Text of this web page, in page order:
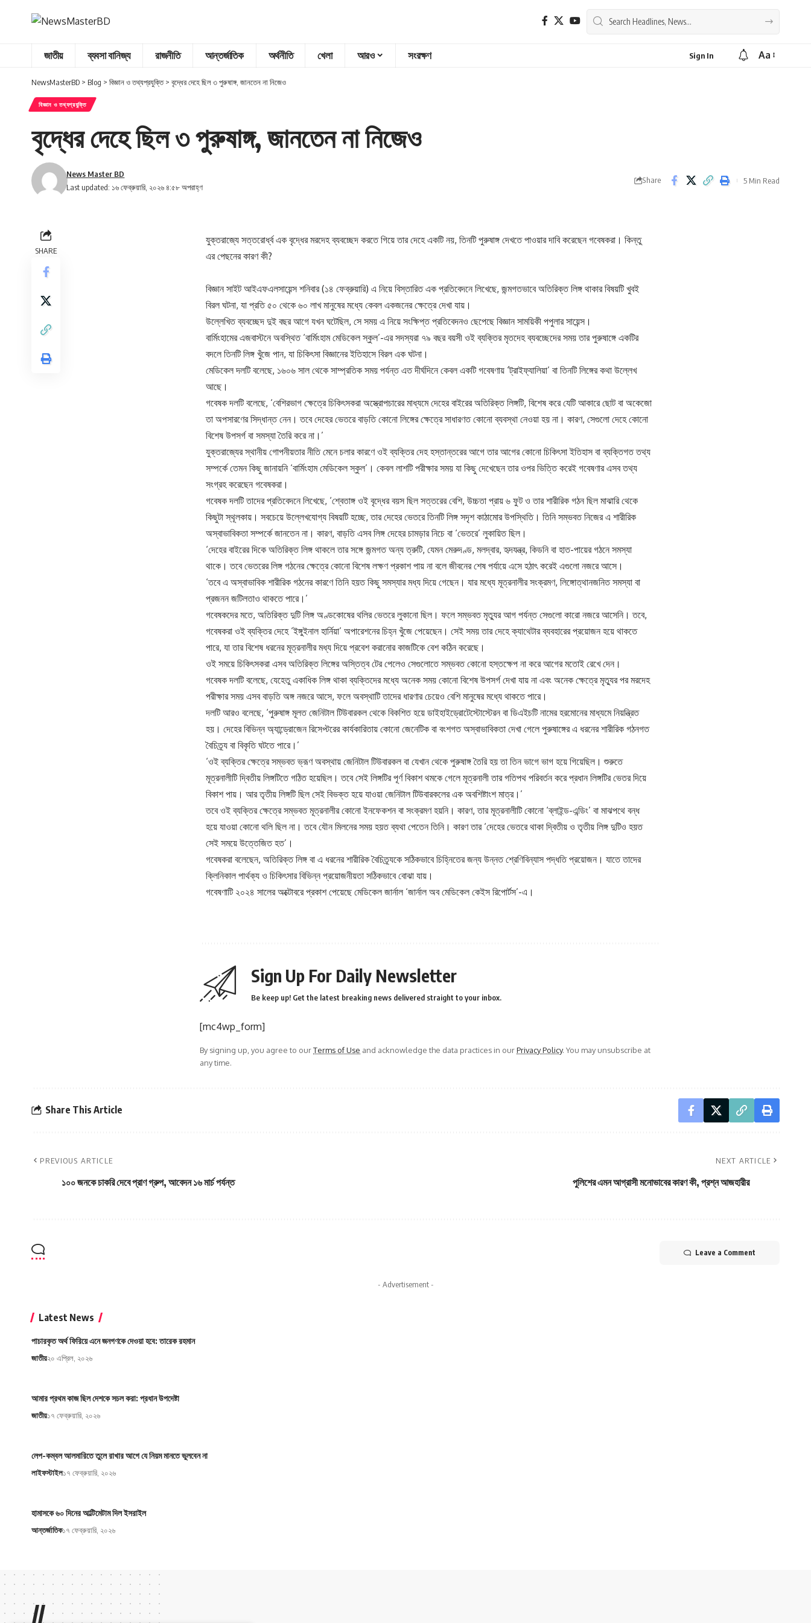
জাতীয় ব্যবসা বানিজ্য রাজনীতি আন্তর্জাতিক অর্থনীতি খেলা আরও সংরক্ষণ Sign In Aa
NewsMasterBD > Blog > বিজ্ঞান ও তথ্যপ্রযুক্তি> বৃদ্ধের দেহে ছিল ৩ পুরুষাঙ্গ, জানতেন না নিজেও
বিজ্ঞান ও তথ্যপ্রযুক্তি
বৃদ্ধের দেহে ছিল ৩ পুরুষাঙ্গ, জানতেন না নিজেও
Last updated: ১৬ ফেব্রুয়ারি, ২০২৬ ৪:৫৮ অপরাহ্ণ
News Master BD
Share 5 Min Read
SHARE
যুক্তরাজ্যে সত্তরোর্ধ্ব এক বৃদ্ধের মরদেহ ব্যবচ্ছেদ করতে গিয়ে তার দেহে একটি নয়, তিনটি পুরুষাঙ্গ দেখতে পাওয়ার দাবি করেছেন গবেষকরা। কিন্তু
এর পেছনের কারণ কী?
বিজ্ঞান সাইট আইএফএলসায়েন্স শনিবার (১৪ ফেব্রুয়ারি) এ নিয়ে বিস্তারিত এক প্রতিবেদনে লিখেছে, জন্মগতভাবে অতিরিক্ত লিঙ্গ থাকার বিষয়টি খুবই
বিরল ঘটনা, যা প্রতি ৫০ থেকে ৬০ লাখ মানুষের মধ্যে কেবল একজনের ক্ষেত্রে দেখা যায়।
উল্লেখিত ব্যবচ্ছেদ দুই বছর আগে যখন ঘটেছিল, সে সময় এ নিয়ে সংক্ষিপ্ত প্রতিবেদনও ছেপেছে বিজ্ঞান সাময়িকী পপুলার সায়েন্স।
বার্মিংহামের এজবাস্টনে অবস্থিত ‘বার্মিংহাম মেডিকেল স্কুল’-এর সদস্যরা ৭৯ বছর বয়সী ওই ব্যক্তির মৃতদেহ ব্যবচ্ছেদের সময় তার পুরুষাঙ্গে একটির
বদলে তিনটি লিঙ্গ খুঁজে পান, যা চিকিৎসা বিজ্ঞানের ইতিহাসে বিরল এক ঘটনা।
মেডিকেল দলটি বলেছে, ১৬০৬ সাল থেকে সাম্প্রতিক সময় পর্যন্ত এত দীর্ঘদিনে কেবল একটি গবেষণায় ‘ট্রাইফ্যালিয়া’ বা তিনটি লিঙ্গের কথা উল্লেখ
আছে।
গবেষক দলটি বলেছে, ‘বেশিরভাগ ক্ষেত্রে চিকিৎসকরা অস্ত্রোপচারের মাধ্যমে দেহের বাইরের অতিরিক্ত লিঙ্গটি, বিশেষ করে যেটি আকারে ছোট বা অকেজো
তা অপসারণের সিদ্ধান্ত নেন। তবে দেহের ভেতরে বাড়তি কোনো লিঙ্গের ক্ষেত্রে সাধারণত কোনো ব্যবস্থা নেওয়া হয় না। কারণ, সেগুলো দেহে কোনো
বিশেষ উপসর্গ বা সমস্যা তৈরি করে না।’
যুক্তরাজ্যের স্থানীয় গোপনীয়তার নীতি মেনে চলার কারণে ওই ব্যক্তির দেহ হস্তান্তরের আগে তার আগের কোনো চিকিৎসা ইতিহাস বা ব্যক্তিগত তথ্য
সম্পর্কে তেমন কিছু জানায়নি ‘বার্মিংহাম মেডিকেল স্কুল’। কেবল লাশটি পরীক্ষার সময় যা কিছু দেখেছেন তার ওপর ভিত্তি করেই গবেষণার এসব তথ্য
সংগ্রহ করেছেন গবেষকরা।
গবেষক দলটি তাদের প্রতিবেদনে লিখেছে, ‘শ্বেতাঙ্গ ওই বৃদ্ধের বয়স ছিল সত্তরের বেশি, উচ্চতা প্রায় ৬ ফুট ও তার শারীরিক গঠন ছিল মাঝারি থেকে
কিছুটা স্থূলকায়। সবচেয়ে উল্লেখযোগ্য বিষয়টি হচ্ছে, তার দেহের ভেতরে তিনটি লিঙ্গ সদৃশ কাঠামোর উপস্থিতি। তিনি সম্ভবত নিজের এ শারীরিক
অস্বাভাবিকতা সম্পর্কে জানতেন না। কারণ, বাড়তি এসব লিঙ্গ দেহের চামড়ার নিচে বা ‘ভেতরে’ লুকায়িত ছিল।
‘দেহের বাইরের দিকে অতিরিক্ত লিঙ্গ থাকলে তার সঙ্গে জন্মগত অন্য ত্রুটি, যেমন মেরুদণ্ড, মলদ্বার, হৃদযন্ত্র, কিডনি বা হাত-পায়ের গঠনে সমস্যা
থাকে। তবে ভেতরের লিঙ্গ গঠনের ক্ষেত্রে কোনো বিশেষ লক্ষণ প্রকাশ পায় না বলে জীবনের শেষ পর্যায়ে এসে হঠাৎ করেই এগুলো নজরে আসে।
‘তবে এ অস্বাভাবিক শারীরিক গঠনের কারণে তিনি হয়ত কিছু সমস্যার মধ্য দিয়ে গেছেন। যার মধ্যে মূত্রনালীর সংক্রমণ, লিঙ্গোত্থানজনিত সমস্যা বা
প্রজনন জটিলতাও থাকতে পারে।’
গবেষকদের মতে, অতিরিক্ত দুটি লিঙ্গ অণ্ডকোষের থলির ভেতরে লুকানো ছিল। ফলে সম্ভবত মৃত্যুর আগ পর্যন্ত সেগুলো কারো নজরে আসেনি। তবে,
গবেষকরা ওই ব্যক্তির দেহে ‘ইঙ্গুইনাল হার্নিয়া’ অপারেশনের চিহ্ন খুঁজে পেয়েছেন। সেই সময় তার দেহে ক্যাথেটার ব্যবহারের প্রয়োজন হয়ে থাকতে
পারে, যা তার বিশেষ ধরনের মূত্রনালীর মধ্য দিয়ে প্রবেশ করানোর কাজটিকে বেশ কঠিন করেছে।
ওই সময়ে চিকিৎসকরা এসব অতিরিক্ত লিঙ্গের অস্তিত্ব টের পেলেও সেগুলোতে সম্ভবত কোনো হস্তক্ষেপ না করে আগের মতোই রেখে দেন।
গবেষক দলটি বলেছে, যেহেতু একাধিক লিঙ্গ থাকা ব্যক্তিদের মধ্যে অনেক সময় কোনো বিশেষ উপসর্গ দেখা যায় না এবং অনেক ক্ষেত্রে মৃত্যুর পর মরদেহ
পরীক্ষার সময় এসব বাড়তি অঙ্গ নজরে আসে, ফলে অবস্থাটি তাদের ধারণার চেয়েও বেশি মানুষের মধ্যে থাকতে পারে।
দলটি আরও বলেছে, ‘পুরুষাঙ্গ মূলত জেনিটাল টিউবারকল থেকে বিকশিত হয়ে ডাইহাইড্রোটেস্টোস্টেরন বা ডিএইচটি নামের হরমোনের মাধ্যমে নিয়ন্ত্রিত
হয়। দেহের বিভিন্ন অ্যান্ড্রোজেন রিসেপ্টরের কার্যকারিতায় কোনো জেনেটিক বা বংশগত অস্বাভাবিকতা দেখা গেলে পুরুষাঙ্গের এ ধরনের শারীরিক গঠনগত
বৈচিত্র্য বা বিকৃতি ঘটতে পারে।’
‘ওই ব্যক্তির ক্ষেত্রে সম্ভবত ভ্রূণ অবস্থায় জেনিটাল টিউবারকল বা যেখান থেকে পুরুষাঙ্গ তৈরি হয় তা তিন ভাগে ভাগ হয়ে গিয়েছিল। শুরুতে
মূত্রনালীটি দ্বিতীয় লিঙ্গটিতে গঠিত হয়েছিল। তবে সেই লিঙ্গটির পূর্ণ বিকাশ থমকে গেলে মূত্রনালী তার গতিপথ পরিবর্তন করে প্রধান লিঙ্গটির ভেতর দিয়ে
বিকাশ পায়। আর তৃতীয় লিঙ্গটি ছিল সেই বিভক্ত হয়ে যাওয়া জেনিটাল টিউবারকলের এক অবশিষ্টাংশ মাত্র।’
তবে ওই ব্যক্তির ক্ষেত্রে সম্ভবত মূত্রনালীর কোনো ইনফেকশন বা সংক্রমণ হয়নি। কারণ, তার মূত্রনালীটি কোনো ‘ব্লাইন্ড-এন্ডিং’ বা মাঝপথে বন্ধ
হয়ে যাওয়া কোনো থলি ছিল না। তবে যৌন মিলনের সময় হয়ত ব্যথা পেতেন তিনি। কারণ তার ‘দেহের ভেতরে থাকা দ্বিতীয় ও তৃতীয় লিঙ্গ দুটিও হয়ত
সেই সময়ে উত্তেজিত হত’।
গবেষকরা বলেছেন, অতিরিক্ত লিঙ্গ বা এ ধরনের শারীরিক বৈচিত্র্যকে সঠিকভাবে চিহ্নিতের জন্য উন্নত শ্রেণিবিন্যাস পদ্ধতি প্রয়োজন। যাতে তাদের
ক্লিনিকাল পার্থক্য ও চিকিৎসার বিভিন্ন প্রয়োজনীয়তা সঠিকভাবে বোঝা যায়।
গবেষণাটি ২০২৪ সালের অক্টোবরে প্রকাশ পেয়েছে মেডিকেল জার্নাল ‘জার্নাল অব মেডিকেল কেইস রিপোর্টস’-এ।
Sign Up For Daily Newsletter
Be keep up! Get the latest breaking news delivered straight to your inbox.
[mc4wp_form]
By signing up, you agree to ourTerms of Use and acknowledge the data practices in ourPrivacy Policy. You may unsubscribe at
any time.
Share This Article
PREVIOUS ARTICLE
১০০ জনকে চাকরি দেবে প্রাণ গ্রুপ, আবেদন ১৬ মার্চ পর্যন্ত
NEXT ARTICLE
পুলিশের এমন আগ্রাসী মনোভাবের কারণ কী, প্রশ্ন আজহারীর
Leave a Comment
- Advertisement -
Latest News
পাচারকৃত অর্থ ফিরিয়ে এনে জনগণকে দেওয়া হবে: তারেক রহমান
জাতীয়২০ এপ্রিল, ২০২৬
আমার প্রথম কাজ ছিল দেশকে সচল করা: প্রধান উপদেষ্টা
জাতীয়১৭ ফেব্রুয়ারি, ২০২৬
লেপ-কম্বল আলমারিতে তুলে রাখার আগে যে নিয়ম মানতে ভুলবেন না
লাইফস্টাইল১৭ ফেব্রুয়ারি, ২০২৬
হামাসকে ৬০ দিনের আল্টিমেটাম দিল ইসরাইল
আন্তর্জাতিক১৭ ফেব্রুয়ারি, ২০২৬
//